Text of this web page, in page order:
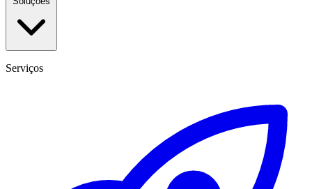
Serviços